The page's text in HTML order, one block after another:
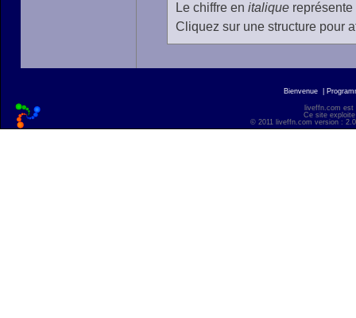
Le chiffre en italiquereprésente
Cliquez sur une structure pour
Bienvenue
liveffn.com est
Ce site
© 2011 liveffn.com version :